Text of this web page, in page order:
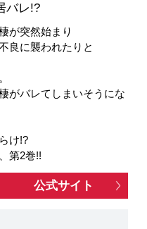
バレ!?
が突然始まり
良に襲われたりと
がバレてしまいそうにな
け!?
第2巻!!
公式サイト